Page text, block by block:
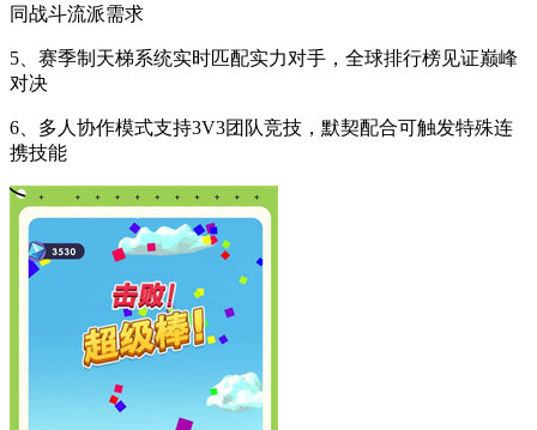
同战斗流派需求
5、赛季制天梯系统实时匹配实力对手，全球排行榜见证巅峰
对决
6、多人协作模式支持3V3团队竞技，默契配合可触发特殊连
携技能